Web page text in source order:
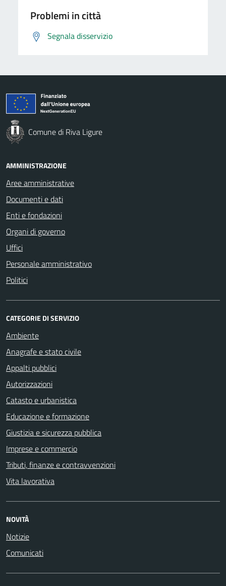
Problemi in città
Segnala disservizio
Comune di Riva Ligure
AMMINISTRAZIONE
Aree amministrative
Documenti e dati
Enti e fondazioni
Organi di governo
Uffici
Personale amministrativo
Politici
CATEGORIE DI SERVIZIO
Ambiente
Anagrafe e stato civile
Appalti pubblici
Autorizzazioni
Catasto e urbanistica
Educazione e formazione
Giustizia e sicurezza pubblica
Imprese e commercio
Tributi, finanze e contravvenzioni
Vita lavorativa
NOVITÀ
Notizie
Comunicati